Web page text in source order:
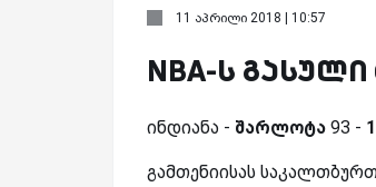
11 აპრილი 2018 | 10:57
NBA-ს
ინდიანა - შარლოტა 93 -
გამთენიისას